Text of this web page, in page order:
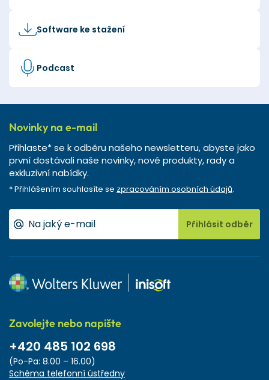
Software ke stažení
Podcast
Novinky na e-mail
Přihlaste* se k odběru našeho newsletteru, abyste jako
první dostávali naše novinky, nové produkty, rady a
exkluzivní nabídky.
* Přihlášením souhlasíte se zpracováním osobních údajů.
Přihlásit odběr
Zavolejte nebo napište
+420 485 102 698
(Po-Pa: 8.00 – 16.00)
Schéma telefonní ústředny